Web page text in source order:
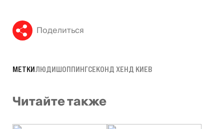
Поделиться
МЕТКИЛЮДИШОППИНГСЕКОНД ХЕНД КИЕВ
Читайте также